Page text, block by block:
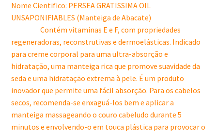
Nome Cientifico: PERSEA GRATISSIMA OIL
UNSAPONIFIABLES (Manteiga de Abacate)
Contém vitaminas E e F, com propriedades
regeneradoras, reconstrutivas e dermoelásticas. Indicado
para creme corporal para uma ultra-absorção e
hidratação, uma manteiga rica que promove suavidade da
seda e uma hidratação extrema à pele. É um produto
inovador que permite uma fácil absorção. Para os cabelos
secos, recomenda-se enxaguá-los bem e aplicar a
manteiga massageando o couro cabeludo durante 5
minutos e envolvendo-o em touca plástica para provocar o